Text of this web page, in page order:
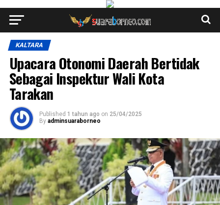
KALTARA
Upacara Otonomi Daerah Bertidak
Sebagai Inspektur Wali Kota
Tarakan
Published 1 tahun ago on 25/04/2025
By adminsuaraborneo